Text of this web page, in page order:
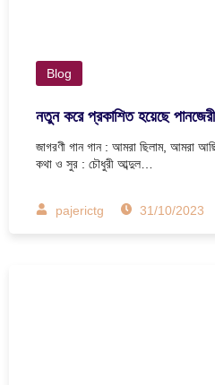
Blog
নতুন করে প্রকাশিত হয়েছে
জাগরণী গান গান : আমরা ছিলাম, আমরা
কথা ও সুর : চৌধুরী আব্দুল…
pajerictg 31/10/2023